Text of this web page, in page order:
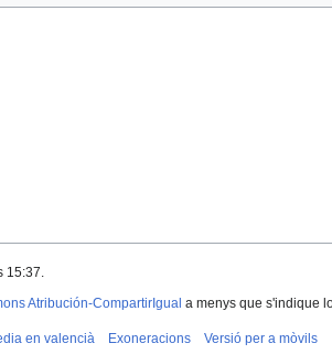
15:37.
Atribución-CompartirIgual a menys que s'indique
en valencià Exoneracions Versió per a mòvils